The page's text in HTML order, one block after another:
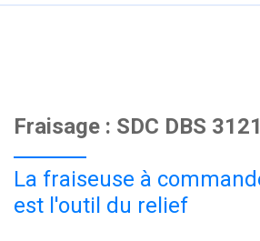
Fraisage : SDC DBS 3121
La fraiseuse à
est l'outil du relief